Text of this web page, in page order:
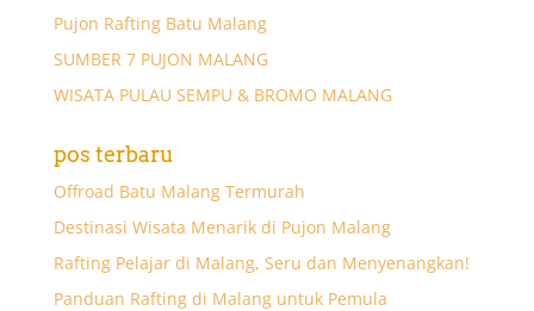
Pujon Rafting Batu Malang
SUMBER 7 PUJON MALANG
WISATA PULAU SEMPU & BROMO MALANG
pos terbaru
Offroad Batu Malang Termurah
Destinasi Wisata Menarik di Pujon Malang
Rafting Pelajar di Malang, Seru dan Menyenangkan!
Panduan Rafting di Malang untuk Pemula